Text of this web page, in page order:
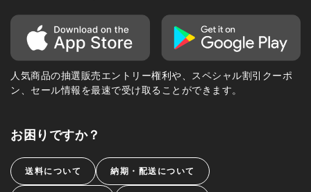
人気商品の抽選販売エントリー権利や、スペシャル割引クーポ
ン、セール情報を最速で受け取ることができます。
お困りですか？
送料について 納期・配送について